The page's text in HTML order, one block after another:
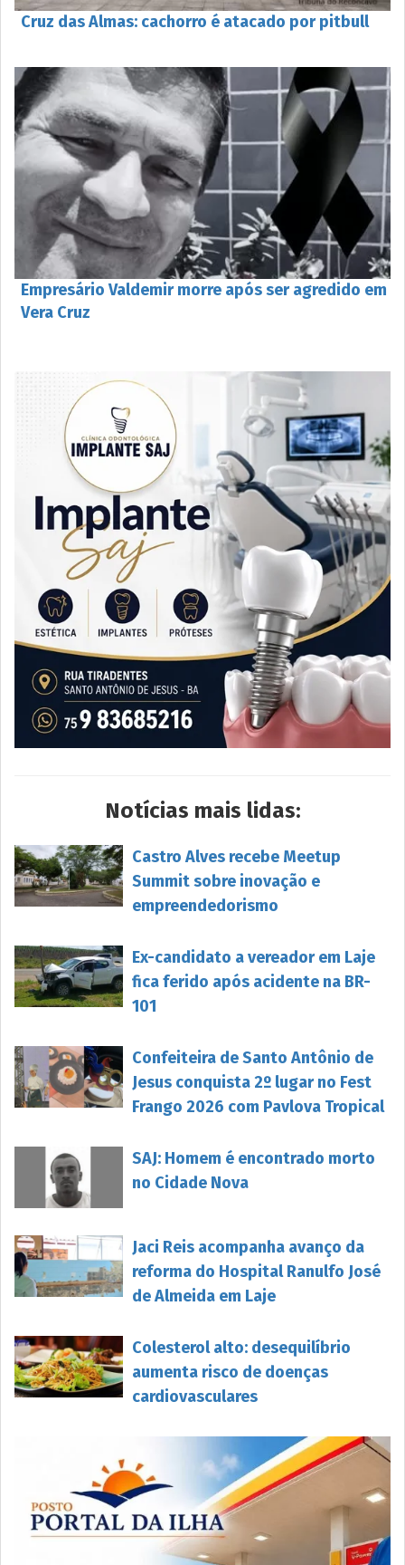
Cruz das Almas: cachorro é atacado por pitbull
Empresário Valdemir morre após ser agredido em
Vera Cruz
Notícias mais lidas:
Castro Alves recebe Meetup
Summit sobre inovação e
empreendedorismo
Ex-candidato a vereador em Laje
fica ferido após acidente na BR-
101
Confeiteira de Santo Antônio de
Jesus conquista 2º lugar no Fest
Frango 2026 com Pavlova Tropical
SAJ: Homem é encontrado morto
no Cidade Nova
Jaci Reis acompanha avanço da
reforma do Hospital Ranulfo José
de Almeida em Laje
Colesterol alto: desequilíbrio
aumenta risco de doenças
cardiovasculares